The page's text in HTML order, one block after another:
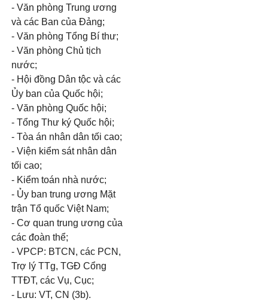
- Văn phòng Trung ương
và các Ban của Đảng;
- Văn phòng Tổng Bí thư;
- Văn phòng Chủ tịch
nước;
- Hội đồng Dân tộc và các
Ủy ban của Quốc hội;
- Văn phòng Quốc hội;
- Tổng Thư ký Quốc hội;
- Tòa án nhân dân tối cao;
- Viện kiểm sát nhân dân
tối cao;
- Kiểm toán nhà nước;
- Ủy ban trung ương Mặt
trận Tổ quốc Việt Nam;
- Cơ quan trung ương của
các đoàn thể;
- VPCP: BTCN, các PCN,
Trợ lý TTg, TGĐ Cổng
TTĐT, các Vụ, Cục;
- Lưu: VT, CN (3b).